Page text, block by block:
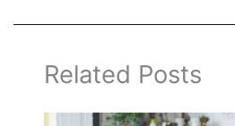
Related Posts